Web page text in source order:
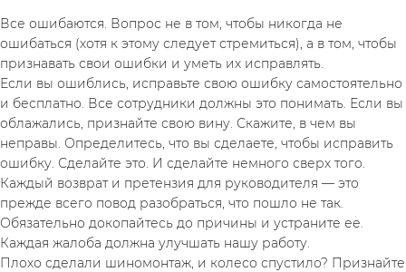
Все ошибаются. Вопрос не в том, чтобы никогда не
ошибаться (хотя к этому следует стремиться), а в том, чтобы
признавать свои ошибки и уметь их исправлять.
Если вы ошиблись, исправьте свою ошибку самостоятельно
и бесплатно. Все сотрудники должны это понимать. Если вы
облажались, признайте свою вину. Скажите, в чем вы
неправы. Определитесь, что вы сделаете, чтобы исправить
ошибку. Сделайте это. И сделайте немного сверх того.
Каждый возврат и претензия для руководителя — это
прежде всего повод разобраться, что пошло не так.
Обязательно докопайтесь до причины и устраните ее.
Каждая жалоба должна улучшать нашу работу.
Плохо сделали шиномонтаж, и колесо спустило? Признайте